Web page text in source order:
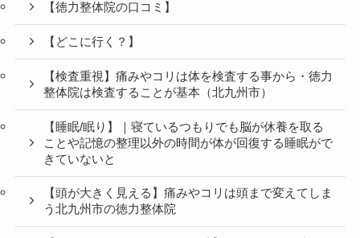
【徳力整体院の口コミ】
【どこに行く？】
【検査重視】痛みやコリは体を検査する事から・徳力
整体院は検査することが基本（北九州市）
【睡眠/眠り】｜寝ているつもりでも脳が休養を取る
ことや記憶の整理以外の時間が体が回復する睡眠がで
きていないと
【頭が大きく見える】痛みやコリは頭まで変えてしま
う北九州市の徳力整体院